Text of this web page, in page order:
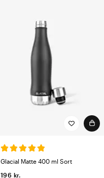
Glacial Matte 400 ml Sort
196 kr.